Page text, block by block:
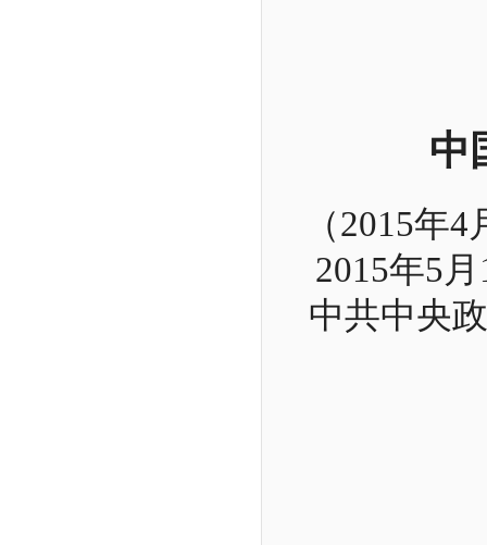
中
（2015年4
2015年5月
中共中央